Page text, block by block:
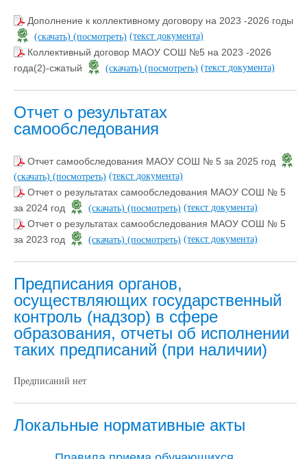
Дополнение к коллективному договору на 2023 -2026 годы
(скачать) (посмотреть) (текст документа)
Коллективный договор МАОУ СОШ №5 на 2023 -2026
года(2)-сжатый
(скачать) (посмотреть) (текст документа)
Отчет о результатах
самообследования
Отчет самообследования МАОУ СОШ № 5 за 2025 год
(скачать) (посмотреть) (текст документа)
Отчет о результатах самообследования МАОУ СОШ № 5
за 2024 год
(скачать) (посмотреть) (текст документа)
Отчет о результатах самообследования МАОУ СОШ № 5
за 2023 год
(скачать) (посмотреть) (текст документа)
Предписания органов,
осуществляющих государственный
контроль (надзор) в сфере
образования, отчеты об исполнении
таких предписаний (при наличии)
Предписаний нет
Локальные нормативные акты